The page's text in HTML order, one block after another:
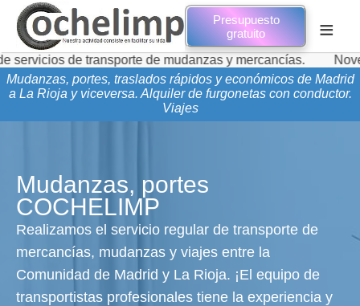
Presupuesto
gratuito
≡
transporte de mudanzas y mercancías.
Novedades de
Mudanzas, portes, traslados rápidos y económicos de Madrid
a La Rioja y viceversa. Alquiler de furgonetas con conductor.
Viajes
Mudanzas, portes
COCHELIMP
Realizamos el servicio regular de transporte de
mercancías, mudanzas y viajes entre la
Comunidad de Madrid y La Rioja. ¡El equipo de
transportistas profesionales tiene la experiencia y